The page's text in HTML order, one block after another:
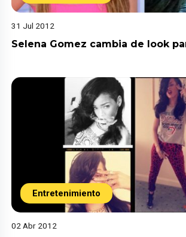
31 Jul 2012
Selena Gomez cambia de look
Entretenimiento
02 Abr 2012